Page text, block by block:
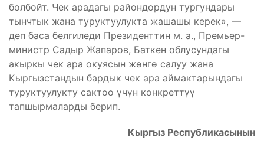
болбойт. Чек арадагы райондордун тургундары
тынчтык жана туруктуулукта жашашы керек», —
деп баса белгиледи Президенттин м. а., Премьер-
министр Садыр Жапаров, Баткен облусундагы
акыркы чек ара окуясын жөнгө салуу жана
Кыргызстандын бардык чек ара аймактарындагы
туруктуулукту сактоо үчүн конкреттүү
тапшырмаларды берип.
Кыргыз Республикасынын